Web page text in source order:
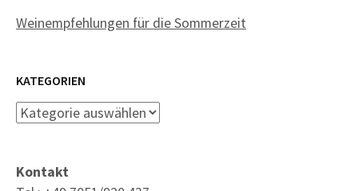
Weinempfehlungen für die Sommerzeit
KATEGORIEN
Kategorien
Kontakt